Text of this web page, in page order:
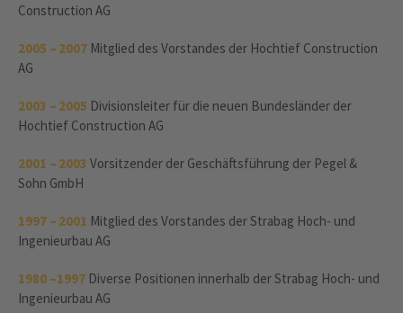
Construction AG
2005 – 2007 Mitglied des Vorstandes der Hochtief Construction
AG
2003 – 2005 Divisionsleiter für die neuen Bundesländer der
Hochtief Construction AG
2001 – 2003 Vorsitzender der Geschäftsführung der Pegel &
Sohn GmbH
1997 – 2001 Mitglied des Vorstandes der Strabag Hoch- und
Ingenieurbau AG
1980 – 1997 Diverse Positionen innerhalb der Strabag Hoch- und
Ingenieurbau AG